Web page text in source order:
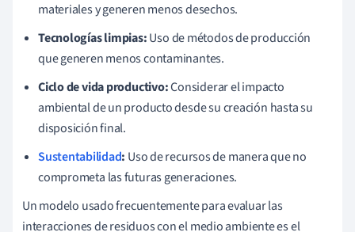
materiales y generen menos desechos.
Tecnologías limpias:Uso de métodos de producción
que generen menos contaminantes.
Ciclo de vida productivo:Considerar el impacto
ambiental de un producto desde su creación hasta su
disposición final.
Sustentabilidad: Uso de recursos de manera que no
comprometa las futuras generaciones.
Un modelo usado frecuentemente para evaluar las
interacciones de residuos con el medio ambiente es el